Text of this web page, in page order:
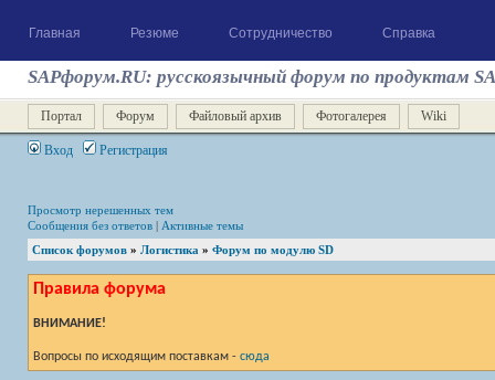
Главная Резюме Сотрудничество Справка
SAPфорум.RU: русскоязычный форум по продуктам
Портал Форум Файловый архив Фотогалерея Wiki
Вход Регистрация
Просмотр нерешенных тем
Сообщения без ответов | Активные темы
Список форумов » Логистика » Форум по модулю SD
Правила форума
ВНИМАНИЕ!
Вопросы по исходящим поставкам - сюда